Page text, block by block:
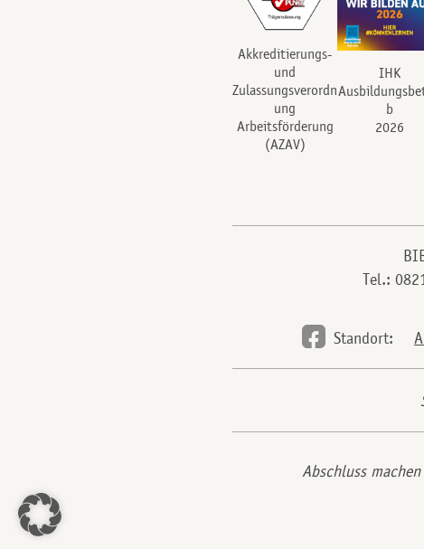
Akkreditierungs-
und
Zulassungsverordn
ung
Arbeitsförderung
(AZAV)
IHK
b
2026
Tel.:
Standort:
Abschluss machen